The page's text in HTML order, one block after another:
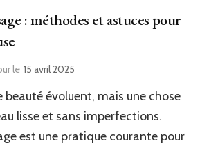
: méthodes et astuces pour
le 15 avril 2025
beauté évoluent, mais une chose
lisse et sans imperfections.
est une pratique courante pour